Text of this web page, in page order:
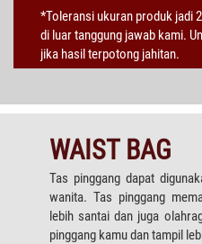
*Toleransi ukuran produk jadi
di luar tanggung jawab kami.
jika hasil terpotong jahitan.
WAIST BAG
Tas pinggang dapat
wanita. Tas pinggang
lebih santai dan juga
pinggang kamu dan tampil